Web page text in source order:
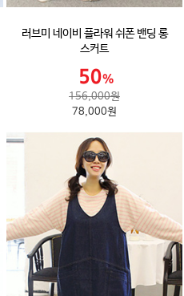
러브미 네이비 플라워 쉬폰 밴딩 롱
스커트
156,000원
78,000원